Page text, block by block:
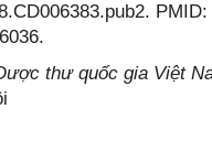
PMID:
thư quốc gia Việt